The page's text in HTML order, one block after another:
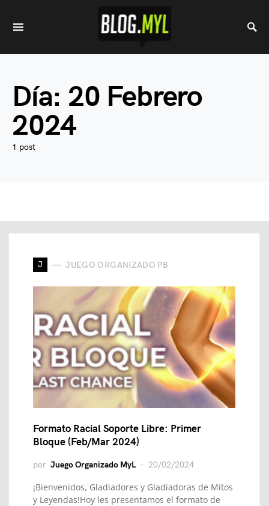
Día: 20 Febrero
2024
1 post
J JUEGO ORGANIZADO PB
Formato Racial Soporte Libre: Primer
Bloque (Feb/Mar 2024)
por Juego Organizado MyL 20/02/2024
¡Bienvenidos, Gladiadores y Gladiadoras de Mitos
y Leyendas!Hoy les presentamos el formato de